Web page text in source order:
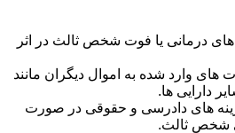
های درمانی یا فوت شخص ثالث در اثر
های وارد شده به اموال دیگران مانند
دارایی ها.
های دادرسی و حقوقی در صورت
شخص ثالث.